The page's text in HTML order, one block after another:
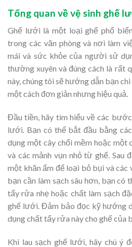
Tổng quan về vệ sinh ghế
Ghế lưới là một loại ghế phổ
trong các văn phòng và nơi làm
mái và sức khỏe của người sử
thường xuyên và đúng cách là rất
này, chúng tôi sẽ hướng dẫn bạn
một cách đơn giản nhưng hiệu quả.
Đầu tiền, hãy tìm hiểu về các
lưới. Bạn có thể bắt đầu bằng
dụng một cây chổi mềm hoặc một
và các mảnh vụn nhỏ từ ghế. Sau
một khăn ẩm để loại bỏ bụi và các
bạn cần làm sạch sâu hơn, bạn
tẩy rửa nhẹ hoặc chất làm sạch
ghế lưới. Đảm bảo đọc kỹ hướng
dụng chất tẩy rửa này cho ghế của
Khi lau sạch ghế lưới, hãy chú ý